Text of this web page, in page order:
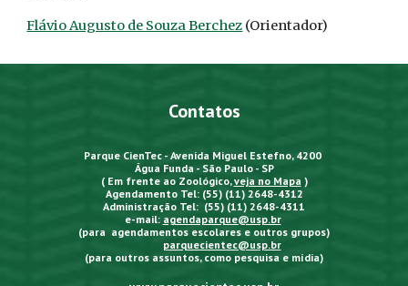
Flávio Augusto de Souza Berchez (Orientador)
Contatos
Parque CienTec - Avenida Miguel Estefno, 4200
Água Funda - São Paulo - SP
( Em frente ao Zoológico,veja no Mapa )
Agendamento Tel: (55) (11) 2648-4312
Administração Tel: (55) (11) 2648-4311
e-mail: agendaparque@usp.br
(para agendamentos escolares e outros grupos)
parquecientec@usp.br
(para outros assuntos, como pesquisa e mídia)